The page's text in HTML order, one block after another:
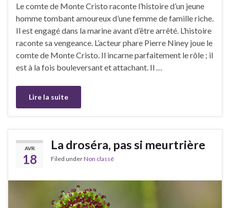
Le comte de Monte Cristo raconte l’histoire d’un jeune
homme tombant amoureux d’une femme de famille riche.
Il est engagé dans la marine avant d’être arrêté. L’histoire
raconte sa vengeance. L’acteur phare Pierre Niney joue le
comte de Monte Cristo. Il incarne parfaitement le rôle ; il
est à la fois bouleversant et attachant. Il …
Lire la suite
AVR
18
La droséra, pas si meurtrière
Filed underNon classé